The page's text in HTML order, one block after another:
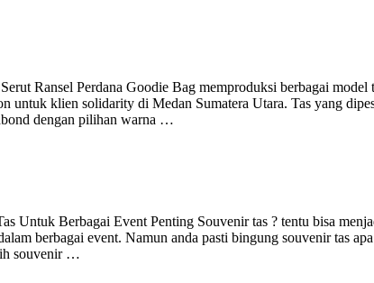
Ransel Perdana Goodie Bag memproduksi berbagai model
untuk klien solidarity di Medan Sumatera Utara. Tas yang
dengan pilihan warna …
Untuk Berbagai Event Penting Souvenir tas ? tentu bisa
berbagai event. Namun anda pasti bingung souvenir tas
souvenir …